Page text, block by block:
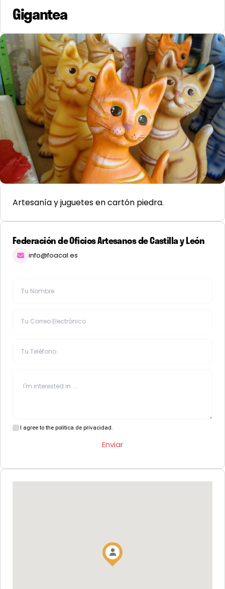
Gigantea
Artesanía y juguetes en cartón piedra.
Federación de Oficios Artesanos de Castilla y León
info@foacal.es
I agree to the política de privacidad.
Enviar